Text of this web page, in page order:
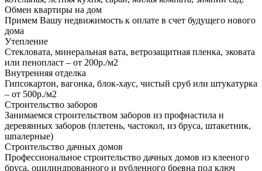
Обмен квартиры на дом
Примем Вашу недвижимость к оплате в счет будущего нового
дома
Утепление
Стекловата, минеральная вата, ветрозащитная пленка, эковата
или пенопласт – от 200р./м2
Внутренняя отделка
Гипсокартон, вагонка, блок-хаус, чистый сруб или штукатурка
– от 500р./м2
Строительство заборов
Занимаемся строительством заборов из профнастила и
деревянных заборов (плетень, частокол, из бруса, штакетник,
шпалерные)
Строительство дачных домов
Профессиональное строительство дачных домов из клееного
бруса, оцилиндрованного и рубленного бревна под ключ